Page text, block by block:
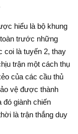
hiểu là bộ khung
trước những
coi là tuyến 2, thay
trận một cách thụ
của các cầu thủ
vệ được thành
đó giành chiến
là trận thắng duy